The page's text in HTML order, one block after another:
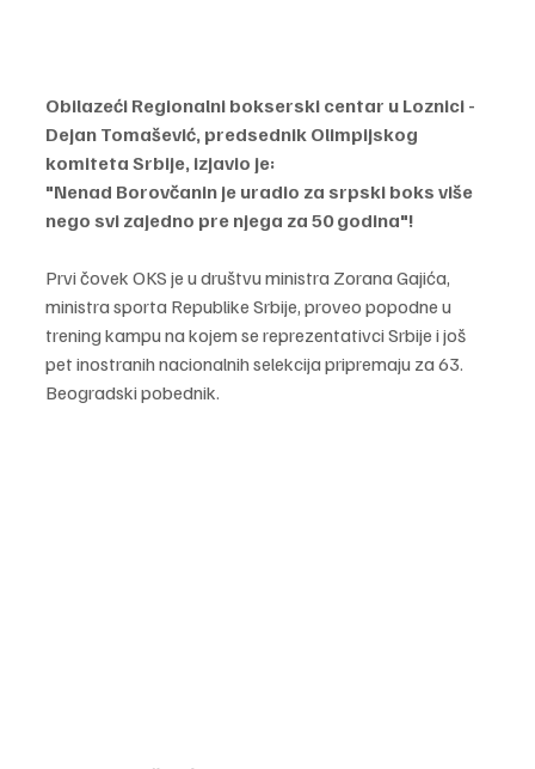
Obilazeći Regionalni bokserski centar u Loznici -
Dejan Tomašević, predsednik Olimpijskog
komiteta Srbije, izjavio je:
"Nenad Borovčanin je uradio za srpski boks više
nego svi zajedno pre njega za 50 godina"!
Prvi čovek OKS je u društvu ministra Zorana Gajića,
ministra sporta Republike Srbije, proveo popodne u
trening kampu na kojem se reprezentativci Srbije i još
pet inostranih nacionalnih selekcija pripremaju za 63.
Beogradski pobednik.